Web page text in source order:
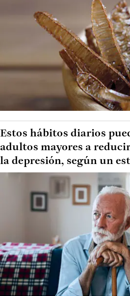
Estos hábitos diarios
adultos mayores a
la depresión, según un